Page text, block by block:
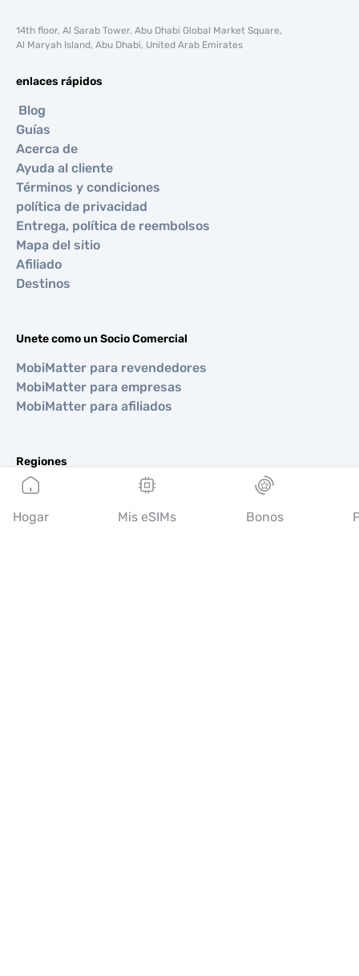
14th floor, Al Sarab Tower, Abu Dhabi Global Market Square,
Al Maryah Island, Abu Dhabi, United Arab Emirates
enlaces rápidos
Blog
Guías
Acerca de
Ayuda al cliente
Términos y condiciones
política de privacidad
Entrega, política de reembolsos
Mapa del sitio
Afiliado
Destinos
Unete como un Socio Comercial
MobiMatter para revendedores
MobiMatter para empresas
MobiMatter para afiliados
Regiones
eSIM para Europa
eSIM para Asia
eSIM para Américas
Hogar Mis eSIMs Bonos